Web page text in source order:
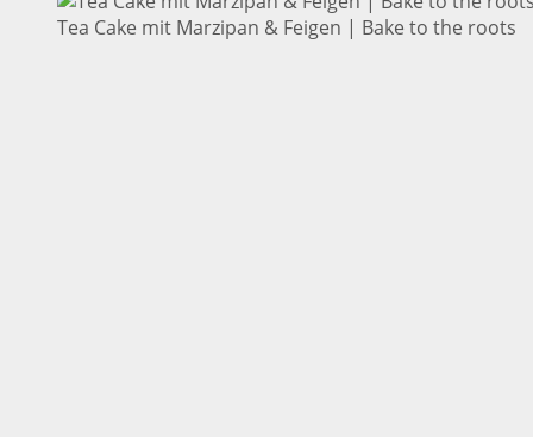
Tea Cake mit Marzipan & Feigen | Bake to the roots